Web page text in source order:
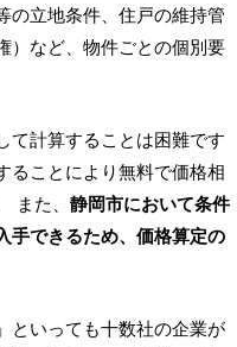
の立地条件、住戸の維持管
）など、物件ごとの個別要
て計算することは困難です
ることにより無料で価格相
また、 静岡市において条件
手できるため、価格算定の
」といっても十数社の企業が